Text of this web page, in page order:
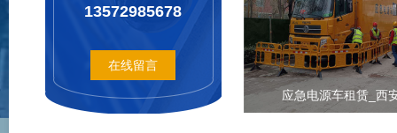
13572985678
在线留言
应急电源车租赁_西